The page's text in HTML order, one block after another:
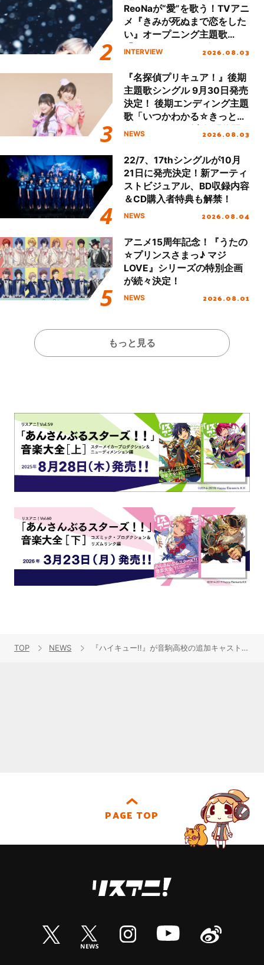
ReoNaが“愛”を歌う！TVアニ
メ『きみが死ぬまで恋をした
い』オープニング主題歌
「Amore」インタビュー
INTERVIEW 2026.08.03
『名探偵プリキュア！』後期
主題歌シングル 9月30日発売
決定！ 後期エンディング主題
歌「いつかわかる☆きっとあ
える」TVサイズ先行配信開
NEWS 2026.08.03
22/7、17thシングルが10月
21日に発売決定！新アーティ
ストビジュアル、BD収録内容
＆CD購入者特典も解禁！
NEWS 2026.08.04
アニメ15周年記念！『うたの
☆プリンスさまっ♪ マジ
LOVE』シリーズの特別企画
が続々決定！
NEWS 2026.08.01
もっと見る
TOP NEWS 『ハイキュー!!』が音駒高校の追加キャストを発表！中村悠一、梶 裕貴、立花慎之介の参加が決定！
PAGE TOP